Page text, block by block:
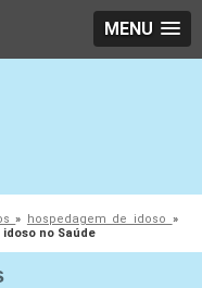
MENU
» hospedagem de idoso »
no Saúde